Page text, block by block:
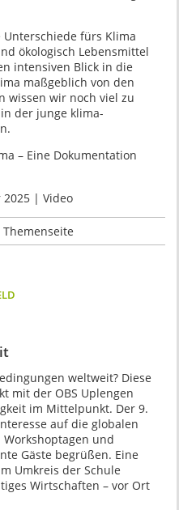
Unterschiede fürs Klima
ökologisch Lebensmittel
intensiven Blick in die
maßgeblich von den
wissen wir noch viel zu
der junge klima-
– Eine Dokumentation
2025 | Video
weltweit? Diese
mit der OBS Uplengen
im Mittelpunkt. Der 9.
auf die globalen
und
Gäste begrüßen. Eine
Umkreis der Schule
Wirtschaften – vor Ort